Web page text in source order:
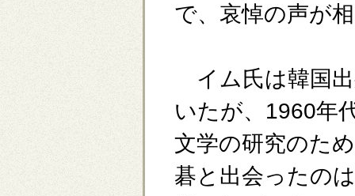
で、哀悼の声が
イム氏は韓国
いたが、1960年
文学の研究のた
碁と出会ったの